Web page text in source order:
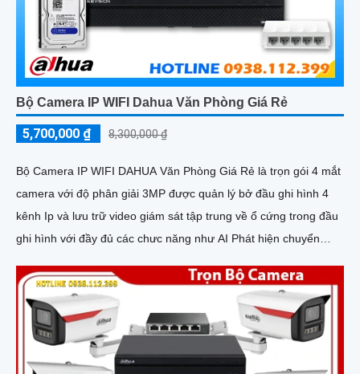
Bộ Camera IP WIFI Dahua Văn Phòng Giá Rẻ
5,700,000 ₫ 8,300,000 ₫
Bộ Camera IP WIFI DAHUA Văn Phòng Giá Rẻ là trọn gói 4 mắt
camera với độ phân giải 3MP được quản lý bở đầu ghi hình 4
kênh Ip và lưu trữ video giám sát tập trung về ổ cứng trong đầu
ghi hình với đầy đủ các chưc năng như AI Phát hiện chuyển
đêm